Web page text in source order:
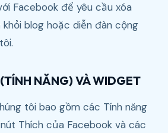
Facebook để yêu cầu xóa
blog hoặc diễn đàn cộng
NĂNG) VÀ WIDGET
tôi bao gồm các Tính năng
Thích của Facebook và các